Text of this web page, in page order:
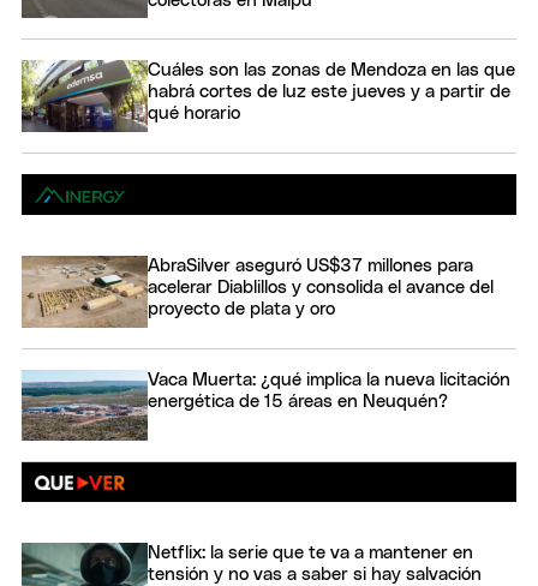
Cuáles son las zonas de Mendoza en las que
habrá cortes de luz este jueves y a partir de
qué horario
AbraSilver aseguró US$37 millones para
acelerar Diablillos y consolida el avance del
proyecto de plata y oro
Vaca Muerta: ¿qué implica la nueva licitación
energética de 15 áreas en Neuquén?
Netflix: la serie que te va a mantener en
tensión y no vas a saber si hay salvación